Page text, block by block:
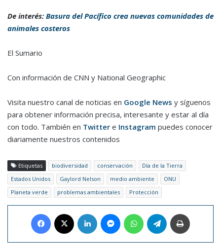
De interés: Basura del Pacífico crea nuevas comunidades de
animales costeros
El Sumario
Con información de CNN y National Geographic
Visita nuestro canal de noticias en Google News y síguenos
para obtener información precisa, interesante y estar al día
con todo. También en Twitter e Instagram puedes conocer
diariamente nuestros contenidos
Etiquetas biodiversidad conservación
Día de la Tierra
Estados Unidos
Gaylord Nelson medio ambiente
ONU
Planeta verde
problemas ambientales Protección
Facebook LinkedIn MessengerWhatsAppTelegram